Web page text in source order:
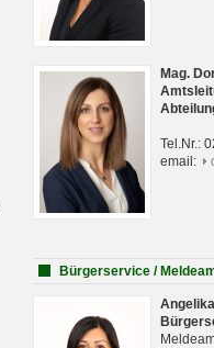
Mag.
Tel.Nr.:
email:
Bürgerservice /